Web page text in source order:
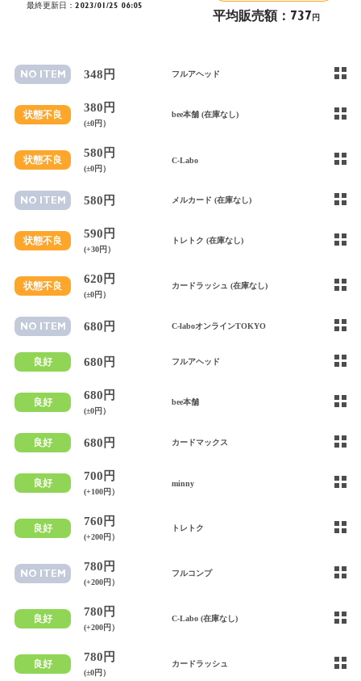
最終更新日：2023/01/25 06:05
平均販売額： 737 円
NO ITEM 348円 フルアヘッド
状態不良
380円
(±0円）
bee本舗 (在庫なし)
状態不良
580円
(±0円）
C-Labo
NO ITEM 580円 メルカード (在庫なし)
状態不良
590円
(+30円）
トレトク (在庫なし)
状態不良
620円
(±0円）
カードラッシュ (在庫なし)
NO ITEM 680円 C-laboオンラインTOKYO
良好 680円 フルアヘッド
良好
680円
(±0円）
bee本舗
良好 680円 カードマックス
良好
700円
(+100円）
minny
良好
760円
(+200円）
トレトク
NO ITEM
780円
(+200円）
フルコンプ
良好
780円
(+200円）
C-Labo (在庫なし)
良好
780円
(±0円）
カードラッシュ